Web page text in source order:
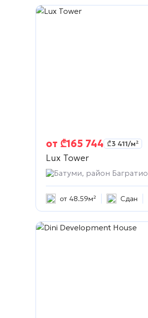
от ₾165 744 ₾3 411/м²
Lux Tower
Батуми, район
от 48.59м² Сдан